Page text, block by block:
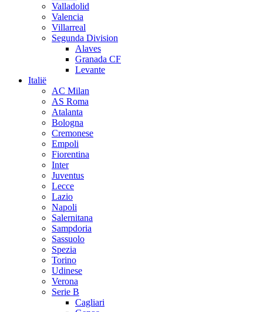
Valladolid
Valencia
Villarreal
Segunda Division
Alaves
Granada CF
Levante
Italië
AC Milan
AS Roma
Atalanta
Bologna
Cremonese
Empoli
Fiorentina
Inter
Juventus
Lecce
Lazio
Napoli
Salernitana
Sampdoria
Sassuolo
Spezia
Torino
Udinese
Verona
Serie B
Cagliari